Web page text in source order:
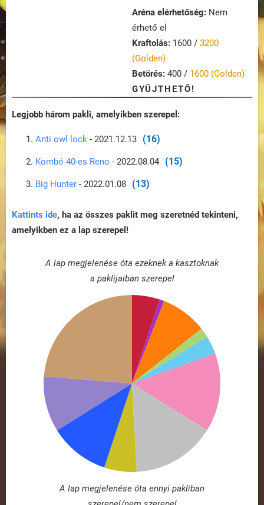
Aréna elérhetőség: Nem
érhető el
Kraftolás: 1600 / 3200
(Golden)
Betörés: 400 / 1600 (Golden)
GYŰJTHETŐ!
Legjobb három pakli, amelyikben szerepel:
Anti owl lock - 2021.12.13 (16)
Kombó 40-es Reno - 2022.08.04 (15)
Big Hunter - 2022.01.08 (13)
Kattints ide, ha az összes paklit meg szeretnéd tekinteni,
amelyikben ez a lap szerepel!
A lap megjelenése óta ezeknek a kasztoknak
a paklijaiban szerepel
A lap megjelenése óta ennyi pakliban